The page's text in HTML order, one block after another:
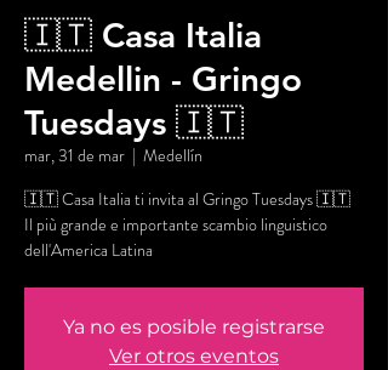
🇮🇹 Casa Italia
Medellin - Gringo
Tuesdays 🇮🇹
mar, 31 de mar
  |
Medellín
🇮🇹 Casa Italia ti invita al Gringo Tuesdays 🇮🇹
Il più grande e importante scambio linguistico
dell'America Latina
Ya no es posible registrarse
Ver otros eventos